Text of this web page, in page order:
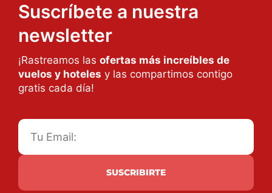
Suscríbete a nuestra
newsletter
¡Rastreamos las ofertas más increíbles de
vuelos y hoteles y las compartimos contigo
gratis cada día!
SUSCRIBIRTE